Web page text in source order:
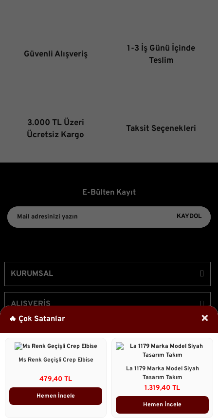
🔥 Çok Satanlar ×
Ms Renk Geçişli Crep Elbise
479,40 TL
Hemen İncele
La 1179 Marka Model Siyah
Tasarım Takım
1.319,40 TL
Hemen İncele
Ürün fiyatı diğer sitelerden daha pahalı.
Güvenli Alışveriş
1-3 İş Günü İçinde
Teslim
3.000 TL Üzeri
Ücretsiz Kargo
Taksit Seçenekleri
E-Bülten Kayıt
KAYDOL
KURUMSAL
ALIŞVERİŞ
ÜYELİK
Bizi Takip Edin!